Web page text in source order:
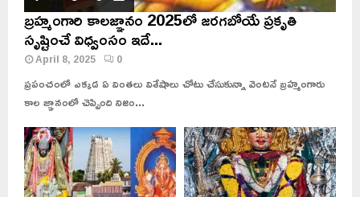
బ్రహ్మంగారి కాలజ్ఞానం 2025లో జరగబోయే ప్రకృతి
సృష్టించే విధ్వంసం ఇదే...
April 8, 2025 0
ప్రపంచంలో ఎక్కడ ఏ వింతలు విశేషాలు చోటు చేసుకున్నా వెంటనే బ్రహ్మంగారు
కాల జ్ఞానంలో చెప్పింది నిజం...